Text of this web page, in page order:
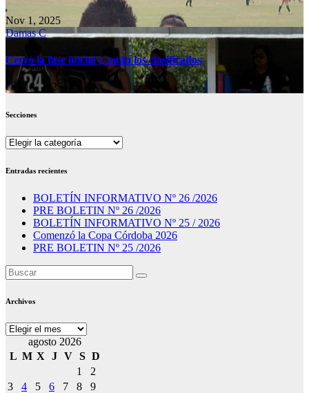
Nov 1, 2025
Damas C
Cerró la fase inicial y están los clasificados
Oct 18, 2025
Secciones
Secciones
Entradas recientes
BOLETÍN INFORMATIVO Nº 26 /2026
PRE BOLETIN Nº 26 /2026
BOLETÍN INFORMATIVO Nº 25 / 2026
Comenzó la Copa Córdoba 2026
PRE BOLETIN Nº 25 /2026
Archivos
Archivos
agosto 2026
L M X J V S D
1
2
3
4 5 6 7 8
9